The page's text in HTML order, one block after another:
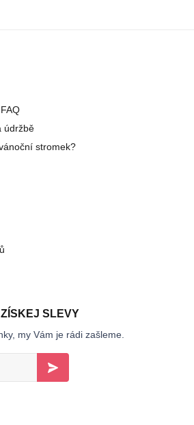
údržbě
stromek?
SLEVY
my Vám je rádi zašleme.